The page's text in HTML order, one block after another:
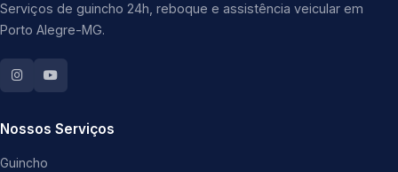
Serviços de guincho 24h, reboque e assistência veicular em
Porto Alegre-MG.
Nossos Serviços
Guincho